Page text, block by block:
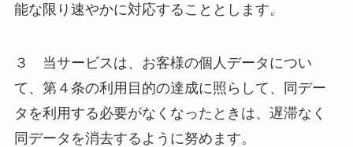
能な限り速やかに対応することとします。
３ 当サービスは、お客様の個人データについ
て、第４条の利用目的の達成に照らして、同デー
タを利用する必要がなくなったときは、遅滞なく
同データを消去するように努めます。